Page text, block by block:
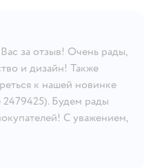
за отзыв! Очень рады,
и дизайн! Также
к нашей новинке
2479425). Будем рады
С уважением,